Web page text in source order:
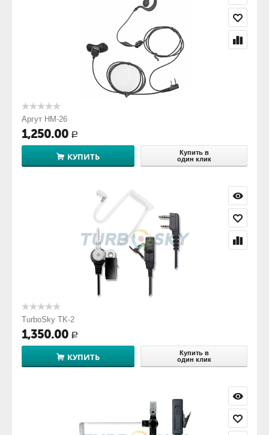
Аргут HM-26
1,250.00 Р
КУПИТЬ
Купить в
один клик
TurboSky TK-2
1,350.00 Р
КУПИТЬ
Купить в
один клик